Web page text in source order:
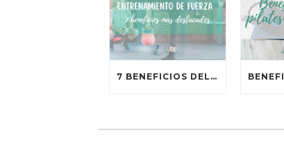
7 BENEFICIOS DEL ENTRENAMIENTO DE FUERZA